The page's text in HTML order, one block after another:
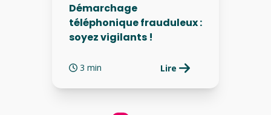
Démarchage
téléphonique frauduleux :
soyez vigilants !
3 min Lire